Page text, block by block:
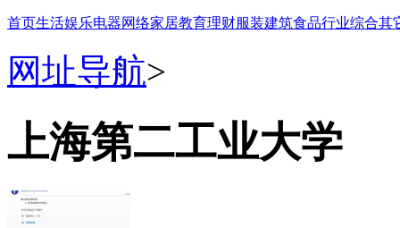
首页生活娱乐电器网络家居教育理财服装建筑食品行业综合其
网址导航>
上海第二工业大学